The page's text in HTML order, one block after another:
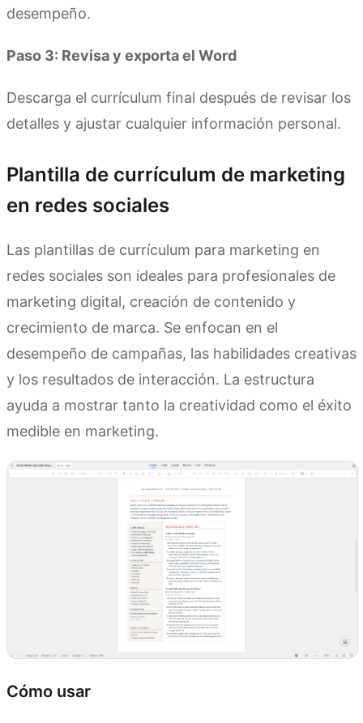
desempeño.
Paso 3: Revisa y exporta el Word
Descarga el currículum final después de revisar los
detalles y ajustar cualquier información personal.
Plantilla de currículum de marketing
en redes sociales
Las plantillas de currículum para marketing en
redes sociales son ideales para profesionales de
marketing digital, creación de contenido y
crecimiento de marca. Se enfocan en el
desempeño de campañas, las habilidades creativas
y los resultados de interacción. La estructura
ayuda a mostrar tanto la creatividad como el éxito
medible en marketing.
Cómo usar